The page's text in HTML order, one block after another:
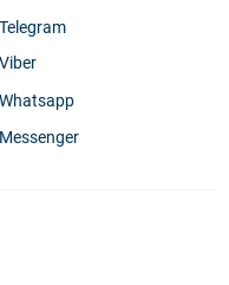
Telegram
Viber
Whatsapp
Messenger